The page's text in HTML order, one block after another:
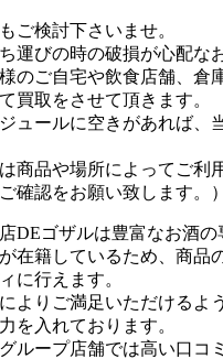
ご検討下さいませ。
運びの時の破損が心配な
のご自宅や飲食店舗、倉
買取をさせて頂きます。
ュールに空きがあれば、
商品や場所によってご利
確認をお願い致します。）
DEゴザルは豊富なお酒の
在籍しているため、商品
に行えます。
よりご満足いただけるよ
を入れております。
ループ店舗では高い口コ